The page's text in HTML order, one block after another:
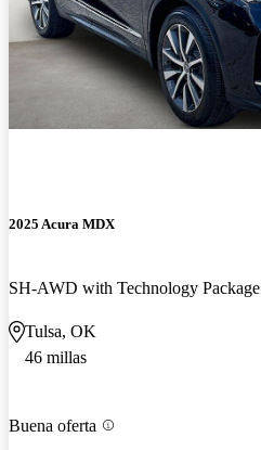
2025 Acura MDX
SH-AWD with Technology Package
Tulsa, OK
46 millas
Buena oferta